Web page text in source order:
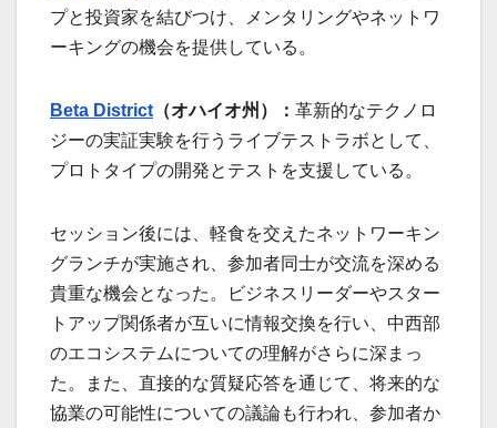
プと投資家を結びつけ、メンタリングやネットワ
ーキングの機会を提供している。
Beta District （オハイオ州）： 革新的なテクノロ
ジーの実証実験を行うライブテストラボとして、
プロトタイプの開発とテストを支援している。
セッション後には、軽食を交えたネットワーキン
グランチが実施され、参加者同士が交流を深める
貴重な機会となった。ビジネスリーダーやスター
トアップ関係者が互いに情報交換を行い、中西部
のエコシステムについての理解がさらに深まっ
た。また、直接的な質疑応答を通じて、将来的な
協業の可能性についての議論も行われ、参加者か